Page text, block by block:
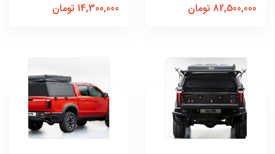
82,500,000 تومان 14,300,000 تومان